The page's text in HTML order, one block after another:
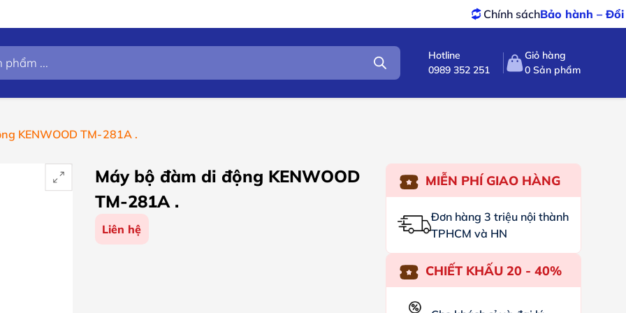
Chính sách Bảo hành – Đổi trảtốt nhất
Hotline
0989 352 251
Giỏ hàng
0 Sản phẩm
KENWOOD TM-281A .
Máy bộ đàm di động KENWOOD
TM-281A .
Liên hệ
MIỄN PHÍ GIAO HÀNG
Đơn hàng 3 triệu nội thành
TPHCM và HN
CHIẾT KHẤU 20 - 40%